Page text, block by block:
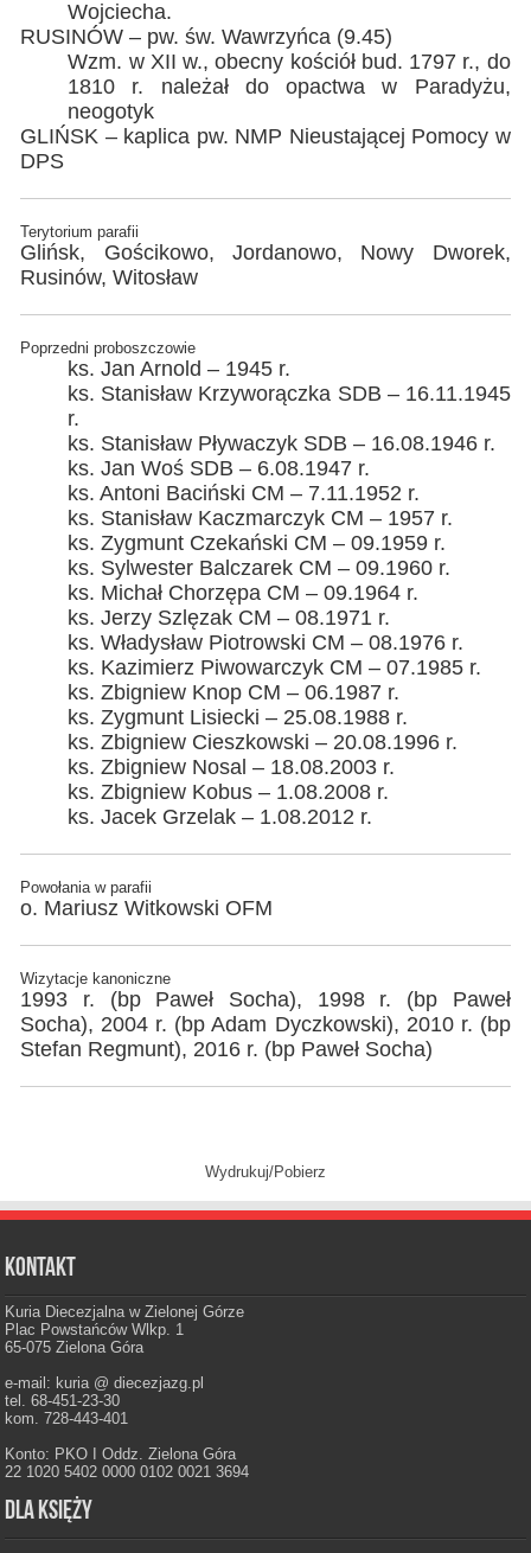
Wojciecha.
RUSINÓW – pw. św. Wawrzyńca (9.45)
Wzm. w XII w., obecny kościół bud. 1797 r., do
1810 r. należał do opactwa w Paradyżu,
neogotyk
GLIŃSK – kaplica pw. NMP Nieustającej Pomocy w
DPS
Terytorium parafii
Glińsk, Gościkowo, Jordanowo, Nowy Dworek,
Rusinów, Witosław
Poprzedni proboszczowie
ks. Jan Arnold – 1945 r.
ks. Stanisław Krzyworączka SDB – 16.11.1945
r.
ks. Stanisław Pływaczyk SDB – 16.08.1946 r.
ks. Jan Woś SDB – 6.08.1947 r.
ks. Antoni Baciński CM – 7.11.1952 r.
ks. Stanisław Kaczmarczyk CM – 1957 r.
ks. Zygmunt Czekański CM – 09.1959 r.
ks. Sylwester Balczarek CM – 09.1960 r.
ks. Michał Chorzępa CM – 09.1964 r.
ks. Jerzy Szlęzak CM – 08.1971 r.
ks. Władysław Piotrowski CM – 08.1976 r.
ks. Kazimierz Piwowarczyk CM – 07.1985 r.
ks. Zbigniew Knop CM – 06.1987 r.
ks. Zygmunt Lisiecki – 25.08.1988 r.
ks. Zbigniew Cieszkowski – 20.08.1996 r.
ks. Zbigniew Nosal – 18.08.2003 r.
ks. Zbigniew Kobus – 1.08.2008 r.
ks. Jacek Grzelak – 1.08.2012 r.
Powołania w parafii
o. Mariusz Witkowski OFM
Wizytacje kanoniczne
1993 r. (bp Paweł Socha), 1998 r. (bp Paweł
Socha), 2004 r. (bp Adam Dyczkowski), 2010 r. (bp
Stefan Regmunt), 2016 r. (bp Paweł Socha)
Wydrukuj/Pobierz
Kontakt
Kuria Diecezjalna w Zielonej Górze
Plac Powstańców Wlkp. 1
65-075 Zielona Góra
e-mail: kuria @ diecezjazg.pl
tel. 68-451-23-30
kom. 728-443-401
Konto: PKO I Oddz. Zielona Góra
22 1020 5402 0000 0102 0021 3694
Dla księży